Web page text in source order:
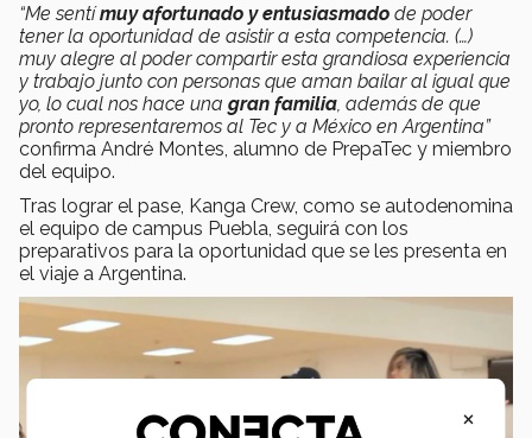
“Me sentímuy afortunado y entusiasmado de poder
tener la oportunidad de asistir a esta competencia. (…)
muy alegre al poder compartir esta grandiosa experiencia
y trabajo junto con personas que aman bailar al igual que
yo, lo cual nos hace una gran familia, además de que
pronto representaremos al Tec y a México en Argentina”
confirma André Montes, alumno de PrepaTec y miembro
del equipo.
Tras lograr el pase, Kanga Crew, como se autodenomina
el equipo de campus Puebla, seguirá con los
preparativos para la oportunidad que se les presenta en
el viaje a Argentina.
×